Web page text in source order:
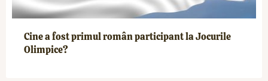
Cine a fost primul român participant la Jocurile
Olimpice?